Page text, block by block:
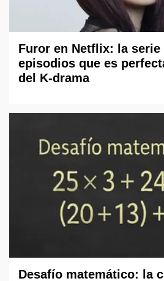
Furor en Netflix: la serie
episodios que es
del K-drama
Desafío matemático: la